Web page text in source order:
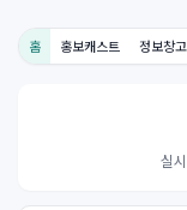
홈 홍보캐스트 정보창
실